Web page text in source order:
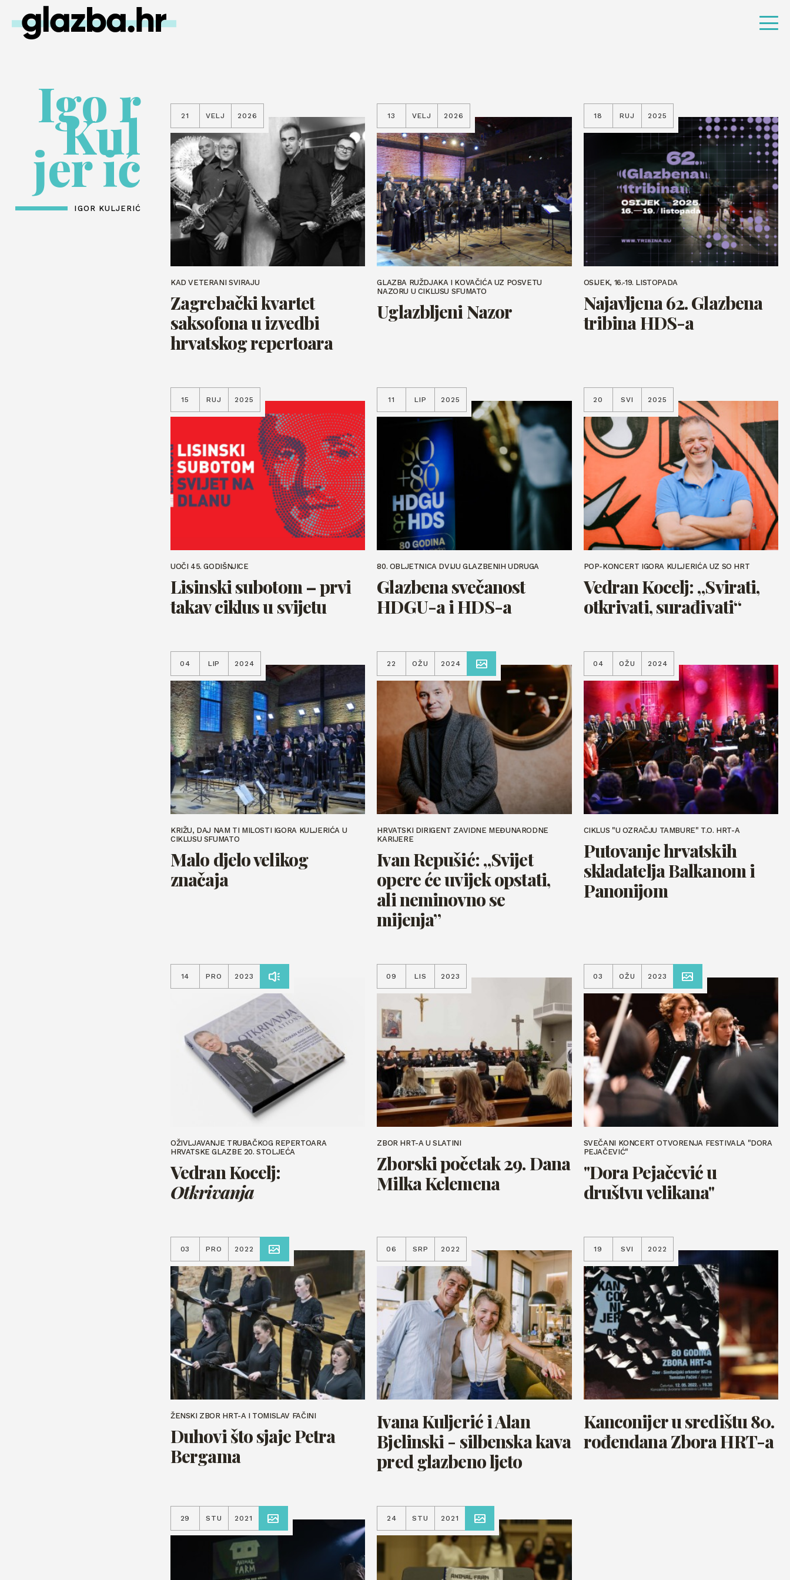
Igo r
Kul
jer ić
IGOR KULJERIĆ
21 VELJ 2026
KAD VETERANI SVIRAJU
Zagrebački kvartet
saksofona u izvedbi
hrvatskog repertoara
13 VELJ 2026
GLAZBA RUŽDJAKA I KOVAČIĆA UZ POSVETU
NAZORU U CIKLUSU SFUMATO
Uglazbljeni Nazor
18 RUJ 2025
OSIJEK, 16.-19. LISTOPADA
Najavljena 62. Glazbena
tribina HDS-a
15 RUJ 2025
UOČI 45. GODIŠNJICE
Lisinski subotom – prvi
takav ciklus u svijetu
11 LIP 2025
80. OBLJETNICA DVIJU GLAZBENIH UDRUGA
Glazbena svečanost
HDGU-a i HDS-a
20 SVI 2025
POP-KONCERT IGORA KULJERIĆA UZ SO HRT
Vedran Kocelj: „Svirati,
otkrivati, surađivati“
04 LIP 2024
KRIŽU, DAJ NAM TI MILOSTI IGORA KULJERIĆA U
CIKLUSU SFUMATO
Malo djelo velikog
značaja
22 OŽU 2024
HRVATSKI DIRIGENT ZAVIDNE MEĐUNARODNE
KARIJERE
Ivan Repušić: „Svijet
opere će uvijek opstati,
ali neminovno se
mijenja”
04 OŽU 2024
CIKLUS "U OZRAČJU TAMBURE" T.O. HRT-A
Putovanje hrvatskih
skladatelja Balkanom i
Panonijom
14 PRO 2023
OŽIVLJAVANJE TRUBAČKOG REPERTOARA
HRVATSKE GLAZBE 20. STOLJEĆA
Vedran Kocelj:
Otkrivanja
09 LIS 2023
ZBOR HRT-A U SLATINI
Zborski početak 29. Dana
Milka Kelemena
03 OŽU 2023
SVEČANI KONCERT OTVORENJA FESTIVALA "DORA
PEJAČEVIĆ"
"Dora Pejačević u
društvu velikana"
03 PRO 2022
ŽENSKI ZBOR HRT-A I TOMISLAV FAČINI
Duhovi što sjaje Petra
Bergama
06 SRP 2022
Ivana Kuljerić i Alan
Bjelinski - silbenska kava
pred glazbeno ljeto
19 SVI 2022
Kanconijer u središtu 80.
rođendana Zbora HRT-a
29 STU 2021 24 STU 2021